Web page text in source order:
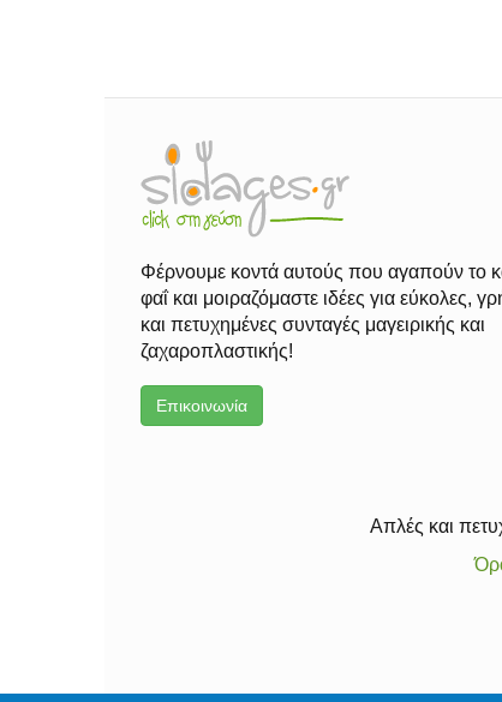
Φέρνουμε κοντά αυτούς που αγαπούν το
φαΐ και μοιραζόμαστε ιδέες για εύκολες,
και πετυχημένες συνταγές μαγειρικής και
ζαχαροπλαστικής!
Επικοινωνία
Απλές και